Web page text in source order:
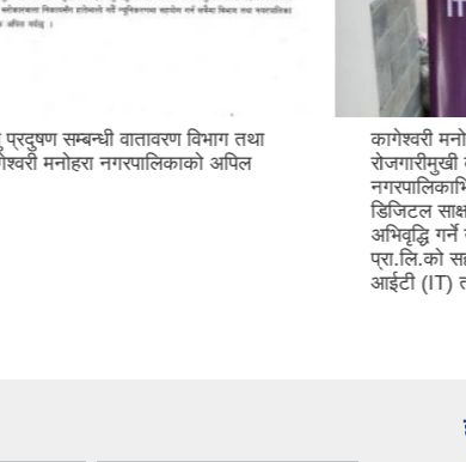
विभाग तथा
अपिल
कागेश्वरी मनोहरा नगरपालिकाले
रोजगारीमुखी बनाउने आफ्नै
नगरपालिकाभित्र अवसर सिर्जना
डिजिटल साक्षरता र कार्यस्थल
अभिवृद्धि गर्ने उद्देश्यका साथ जेनेस
प्रा.लि.को सहकार्यमा निःशुल्क १०
आईटी (IT) तालिम कार्यशाला प्रारम्भ